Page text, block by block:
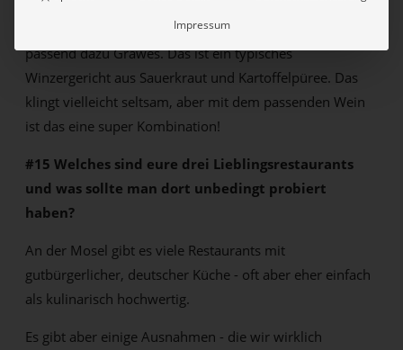
Das ist jetzt wenig überraschend: natürlich Riesling. Und
passend dazu Gräwes. Das ist ein typisches
Winzergericht aus Sauerkraut und Kartoffelpüree. Das
klingt vielleicht seltsam, aber mit dem passenden Wein
ist das eine super Kombination!
#15 Welches sind eure drei Lieblingsrestaurants
und was sollte man dort unbedingt probiert
haben?
An der Mosel gibt es viele Restaurants mit
gutbürgerlicher, deutscher Küche - oft aber eher einfach
als kulinarisch hochwertig.
Es gibt aber einige Ausnahmen - die wir wirklich
Impressum